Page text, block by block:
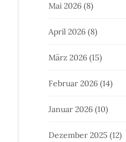
Mai 2026 (8)
April 2026 (8)
März 2026 (15)
Februar 2026 (14)
Januar 2026 (10)
Dezember 2025 (12)